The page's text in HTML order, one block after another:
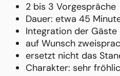
2 bis 3 Vorgespräche
Dauer: etwa 45
Integration der Gäste
auf Wunsch
ersetzt nicht das
Charakter: sehr